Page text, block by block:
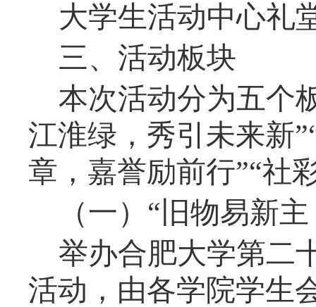
大学生活动中心礼
三、活动板块
本次活动分为五个
江淮绿，秀引未来新
章，嘉誉励前行”“社
（一） “ 旧物易新
举办合肥大学第二
活动，由各学院学生